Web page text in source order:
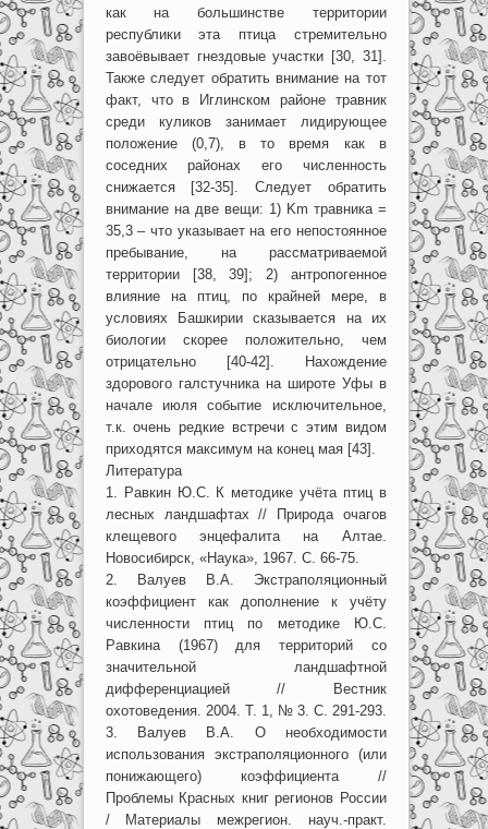
как на большинстве территории
республики эта птица стремительно
завоёвывает гнездовые участки [30, 31].
Также следует обратить внимание на тот
факт, что в Иглинском районе травник
среди куликов занимает лидирующее
положение (0,7), в то время как в
соседних районах его численность
снижается [32-35]. Следует обратить
внимание на две вещи: 1) Km травника =
35,3 – что указывает на его непостоянное
пребывание, на рассматриваемой
территории [38, 39]; 2) антропогенное
влияние на птиц, по крайней мере, в
условиях Башкирии сказывается на их
биологии скорее положительно, чем
отрицательно [40-42]. Нахождение
здорового галстучника на широте Уфы в
начале июля событие исключительное,
т.к. очень редкие встречи с этим видом
приходятся максимум на конец мая [43].
Литература
1. Равкин Ю.С. К методике учёта птиц в
лесных ландшафтах // Природа очагов
клещевого энцефалита на Алтае.
Новосибирск, «Наука», 1967. С. 66-75.
2. Валуев В.А. Экстраполяционный
коэффициент как дополнение к учёту
численности птиц по методике Ю.С.
Равкина (1967) для территорий со
значительной ландшафтной
дифференциацией // Вестник
охотоведения. 2004. Т. 1, № 3. С. 291-293.
3. Валуев В.А. О необходимости
использования экстраполяционного (или
понижающего) коэффициента //
Проблемы Красных книг регионов России
/ Материалы межрегион. науч.-практ.